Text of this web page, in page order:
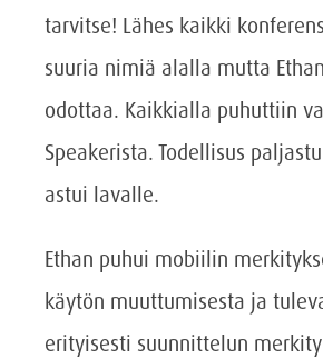
tarvitse! Lähes kaikki
suuria nimiä alalla mutta
odottaa. Kaikkialla puhuttiin
Speakerista. Todellisus
astui lavalle.
Ethan puhui mobiilin
käytön muuttumisesta ja
erityisesti suunnittelun